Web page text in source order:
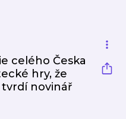
celého Česka
hry, že
tvrdí novinář